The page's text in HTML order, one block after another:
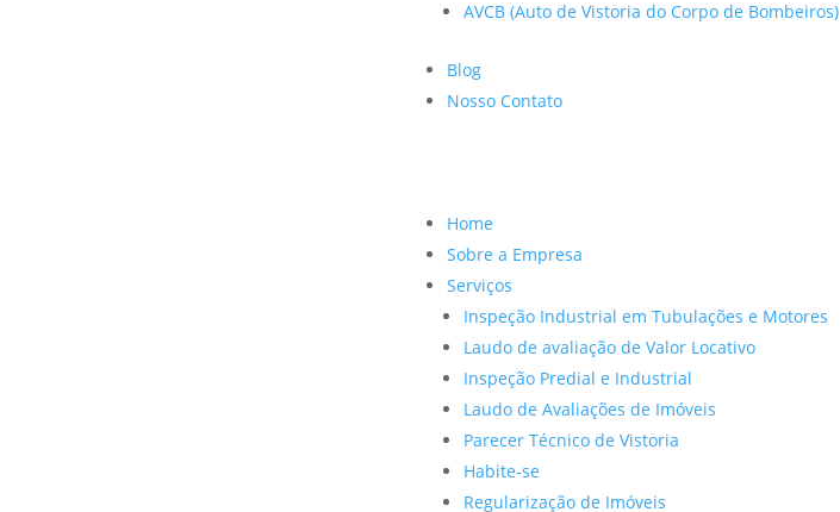
AVCB (Auto de Vistoria do Corpo de Bombeiros)
Blog
Nosso Contato
Home
Sobre a Empresa
Serviços
Inspeção Industrial em Tubulações e Motores
Laudo de avaliação de Valor Locativo
Inspeção Predial e Industrial
Laudo de Avaliações de Imóveis
Parecer Técnico de Vistoria
Habite-se
Regularização de Imóveis